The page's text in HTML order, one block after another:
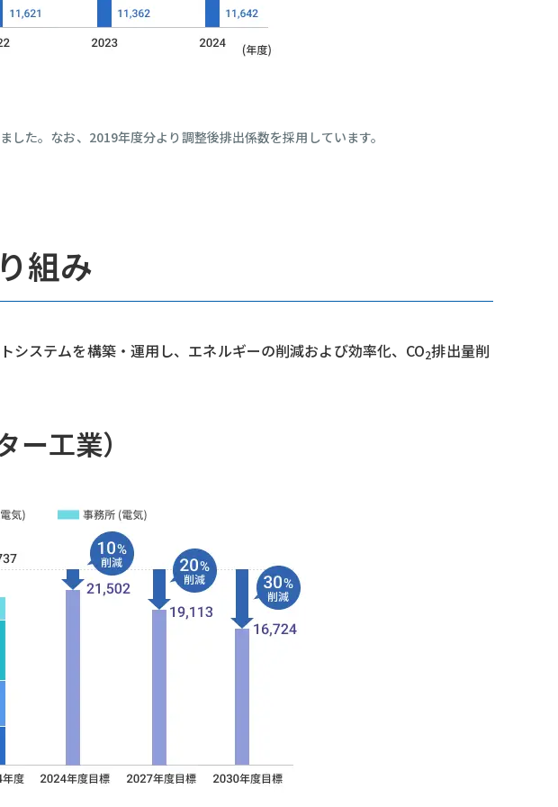
た。なお、2019年度分より調整後排出係数を採用しています。
組み
ステムを構築・運用し、エネルギーの削減および効率化、CO2排出量削
工業）